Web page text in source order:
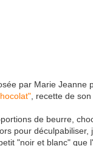
par Marie Jeanne
, recette de
de beurre,
pour déculpabiliser,
"noir et blanc" que